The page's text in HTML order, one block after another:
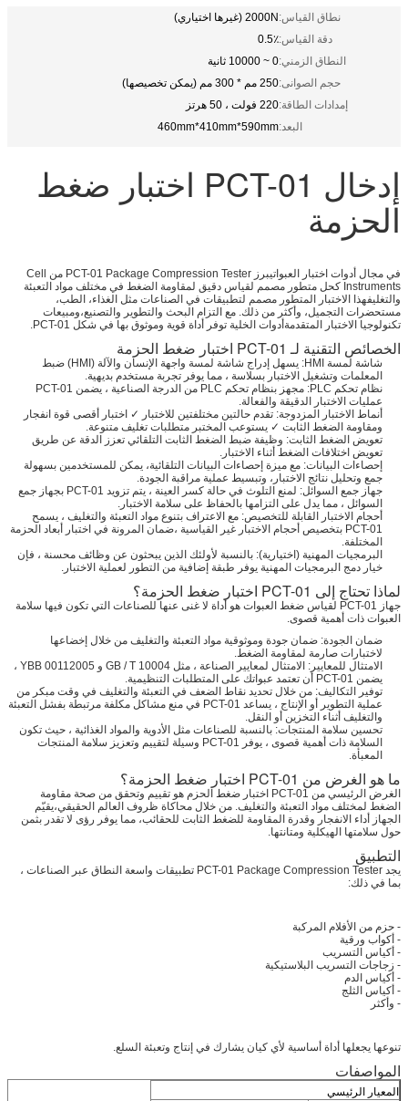
نطاق القياس:2000N (غيرها اختياري)
دقة القياس:0.5٪
النطاق الزمني:0 ~ 10000 ثانية
حجم الصوانى:250 مم * 300 مم (يمكن تخصيصها)
إمدادات الطاقة:220 فولت ، 50 هرتز
البعد:460mm*410mm*590mm
إدخال PCT-01 اختبار ضغط
الحزمة
في مجال أدوات اختبار العبواتيبرز PCT-01 Package Compression Tester من Cell
Instruments كحل متطور مصمم لقياس دقيق لمقاومة الضغط في مختلف مواد التعبئة
والتغليفهذا الاختبار المتطور مصمم لتطبيقات في الصناعات مثل الغذاء، الطب،
مستحضرات التجميل، وأكثر من ذلك. مع التزام البحث والتطوير والتصنيع،ومبيعات
تكنولوجيا الاختبار المتقدمةأدوات الخلية توفر أداة قوية وموثوق بها في شكل PCT-01.
الخصائص التقنية لـ PCT-01 اختبار ضغط الحزمة
شاشة لمسة HMI: يسهل إدراج شاشة لمسة واجهة الإنسان والآلة (HMI) ضبط
المعلمات وتشغيل الاختبار بسلاسة ، مما يوفر تجربة مستخدم بديهية.
نظام تحكم PLC: مجهز بنظام تحكم PLC من الدرجة الصناعية ، يضمن PCT-01
عمليات الاختبار الدقيقة والفعالة.
أنماط الاختبار المزدوجة: تقدم حالتين مختلفتين للاختبار ✓ اختبار أقصى قوة انفجار
ومقاومة الضغط الثابت ✓ يستوعب المختبر متطلبات تغليف متنوعة.
تعويض الضغط الثابت: وظيفة ضبط الضغط الثابت التلقائي تعزز الدقة عن طريق
تعويض اختلافات الضغط أثناء الاختبار.
إحصاءات البيانات: مع ميزة إحصاءات البيانات التلقائية، يمكن للمستخدمين بسهولة
جمع وتحليل نتائج الاختبار، وتبسيط عملية مراقبة الجودة.
جهاز جمع السوائل: لمنع التلوث في حالة كسر العينة ، يتم تزويد PCT-01 بجهاز جمع
السوائل ، مما يدل على التزامها بالحفاظ على سلامة الاختبار.
أحجام الاختبار القابلة للتخصيص: مع الاعتراف بتنوع مواد التعبئة والتغليف ، يسمح
PCT-01 بتخصيص أحجام الاختبار غير القياسية ،ضمان المرونة في اختبار أبعاد الحزمة
المختلفة.
البرمجيات المهنية (اختيارية): بالنسبة لأولئك الذين يبحثون عن وظائف محسنة ، فإن
خيار دمج البرمجيات المهنية يوفر طبقة إضافية من التطور لعملية الاختبار.
لماذا تحتاج إلى PCT-01 اختبار ضغط الحزمة؟
جهاز PCT-01 لقياس ضغط العبوات هو أداة لا غنى عنها للصناعات التي تكون فيها سلامة
العبوات ذات أهمية قصوى.
ضمان الجودة: ضمان جودة وموثوقية مواد التعبئة والتغليف من خلال إخضاعها
لاختبارات صارمة لمقاومة الضغط.
الامتثال للمعايير: الامتثال لمعايير الصناعة ، مثل GB / T 10004 و YBB 00112005 ،
يضمن PCT-01 أن تعتمد عبواتك على المتطلبات التنظيمية.
توفير التكاليف: من خلال تحديد نقاط الضعف في التعبئة والتغليف في وقت مبكر من
عملية التطوير أو الإنتاج ، يساعد PCT-01 في منع مشاكل مكلفة مرتبطة بفشل التعبئة
والتغليف أثناء التخزين أو النقل.
تحسين سلامة المنتجات: بالنسبة للصناعات مثل الأدوية والمواد الغذائية ، حيث تكون
السلامة ذات أهمية قصوى ، يوفر PCT-01 وسيلة لتقييم وتعزيز سلامة المنتجات
المعبأة.
ما هو الغرض من PCT-01 اختبار ضغط الحزمة؟
الغرض الرئيسي من PCT-01 اختبار ضغط الحزم هو تقييم وتحقق من صحة مقاومة
الضغط لمختلف مواد التعبئة والتغليف. من خلال محاكاة ظروف العالم الحقيقي،يقيّم
الجهاز أداء الانفجار وقدرة المقاومة للضغط الثابت للحقائب، مما يوفر رؤى لا تقدر بثمن
حول سلامتها الهيكلية ومتانتها.
التطبيق
يجد PCT-01 Package Compression Tester تطبيقات واسعة النطاق عبر الصناعات ،
بما في ذلك:
- حزم من الأفلام المركبة
- أكواب ورقية
- أكياس التسريب
- زجاجات التسريب البلاستيكية
- أكياس الدم
- أكياس الثلج
- وأكثر
تنوعها يجعلها أداة أساسية لأي كيان يشارك في إنتاج وتعبئة السلع.
المواصفات
المعيار الرئيسي